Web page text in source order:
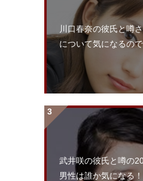
川口春奈の彼氏と噂
について気になるの
武井咲の彼氏と噂の
男性は誰か気になる！